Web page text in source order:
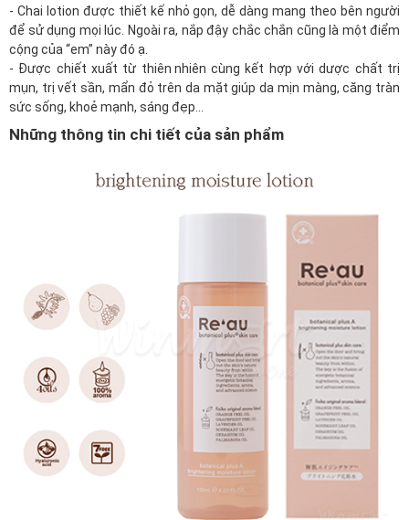
- Chai lotion được thiết kế nhỏ gọn, dễ dàng mang theo bên người
để sử dụng mọi lúc. Ngoài ra, nắp đậy chắc chắn cũng là một điểm
cộng của “em” này đó ạ.
- Được chiết xuất từ thiên nhiên cùng kết hợp với dược chất trị
mụn, trị vết sần, mẩn đỏ trên da mặt giúp da mịn màng, căng tràn
sức sống, khoẻ mạnh, sáng đẹp…
Những thông tin chi tiết của sản phẩm